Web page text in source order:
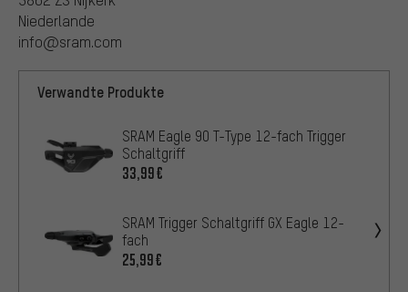
Niederlande
info@sram.com
Verwandte Produkte
SRAM Eagle 90 T-Type 12-fach Trigger
Schaltgriff
33,99€
SRAM Trigger Schaltgriff GX Eagle 12-
fach
25,99€